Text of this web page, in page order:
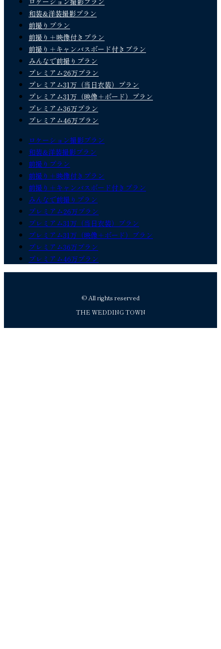
和装&洋装撮影プラン
前撮りプラン
前撮り＋映像付きプラン
前撮り＋キャンバスボード付きプラン
みんなで前撮りプラン
プレミアム26万プラン
プレミアム31万（当日衣装）プラン
プレミアム31万（映像＋ボード）プラン
プレミアム36万プラン
プレミアム46万プラン
ロケーション撮影プラン
和装&洋装撮影プラン
前撮りプラン
前撮り＋映像付きプラン
前撮り＋キャンバスボード付きプラン
みんなで前撮りプラン
プレミアム26万プラン
プレミアム31万（当日衣装）プラン
プレミアム31万（映像＋ボード）プラン
プレミアム36万プラン
プレミアム46万プラン
© All rights reserved
THE WEDDING TOWN